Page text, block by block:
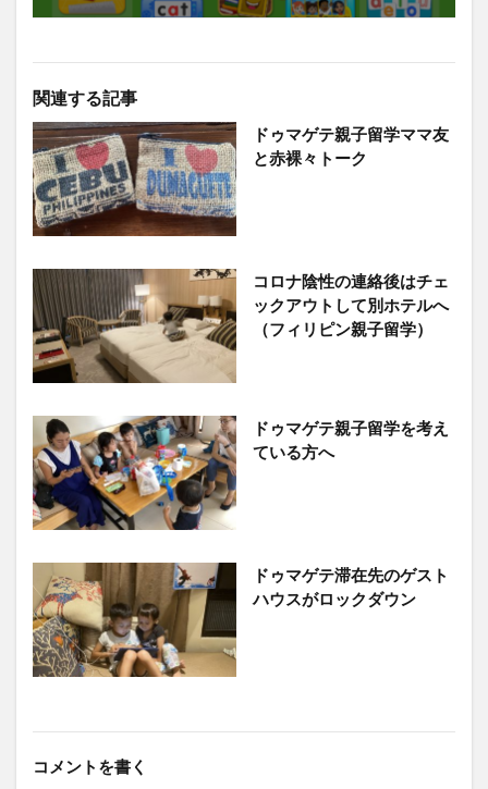
関連する記事
ドゥマゲテ親子留学ママ友
と赤裸々トーク
コロナ陰性の連絡後はチェ
ックアウトして別ホテルへ
（フィリピン親子留学）
ドゥマゲテ親子留学を考え
ている方へ
ドゥマゲテ滞在先のゲスト
ハウスがロックダウン
コメントを書く